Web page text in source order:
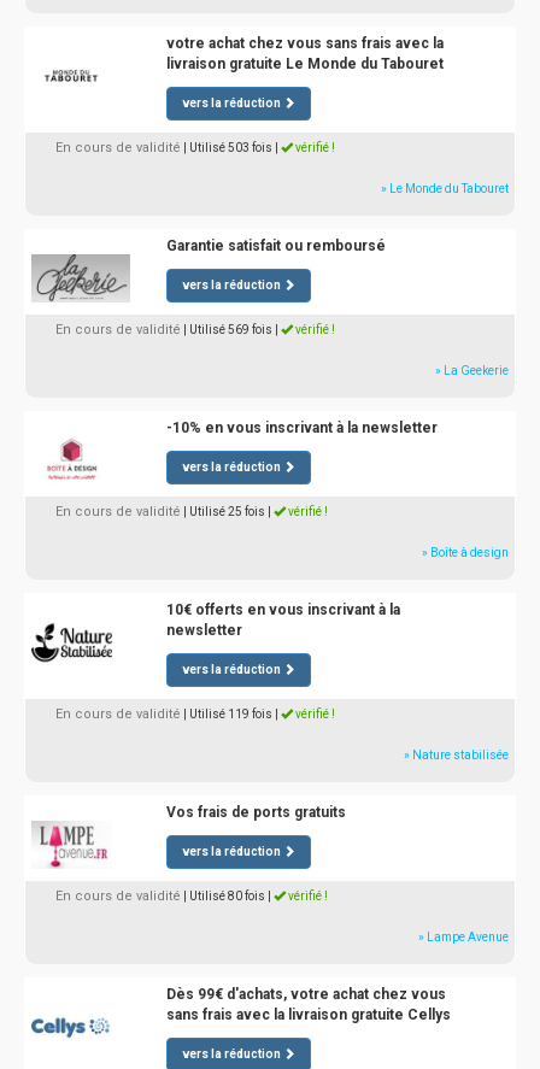
votre achat chez vous sans frais avec la
livraison gratuite Le Monde du Tabouret
vers la réduction
En cours de validité | Utilisé 503 fois vérifié !
» Le Monde du Tabouret
Garantie satisfait ou remboursé
vers la réduction
En cours de validité | Utilisé 569 fois vérifié !
» La Geekerie
-10% en vous inscrivant à la newsletter
vers la réduction
En cours de validité | Utilisé 25 fois vérifié !
» Boîte à design
10€ offerts en vous inscrivant à la
newsletter
vers la réduction
En cours de validité | Utilisé 119 fois vérifié !
» Nature stabilisée
Vos frais de ports gratuits
vers la réduction
En cours de validité | Utilisé 80 fois vérifié !
» Lampe Avenue
Dès 99€ d'achats, votre achat chez vous
sans frais avec la livraison gratuite Cellys
vers la réduction